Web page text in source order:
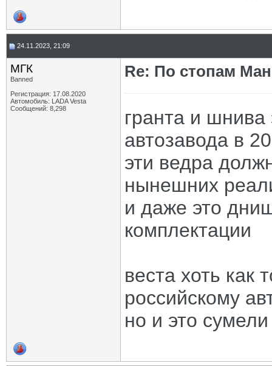
24.11.2023, 21:09
МГК
Banned
Регистрация: 17.08.2020
Автомобиль: LADA Vesta
Сообщений: 8,298
Re: По стопам
гранта и
автозавода в
эти ведра
нынешних
и даже это
комплектации
веста хоть как
российскому
но и это